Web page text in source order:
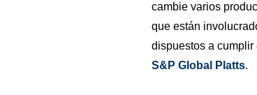
cambie varios
que están
dispuestos a cumplir
S&P Global Platts.